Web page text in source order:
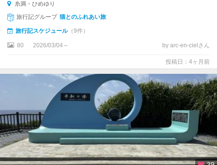
糸満・ひめゆり
旅行記グループ 猫とのふれあい旅
旅行記スケジュール（9件）
80 2026/03/04～ by arc-en-cielさん
投稿日：4ヶ月前